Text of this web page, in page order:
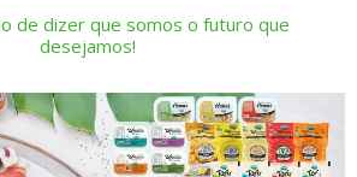
de dizer que somos o futuro que
desejamos!